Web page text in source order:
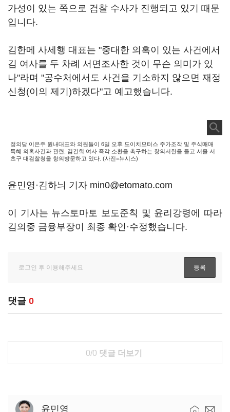
가성이 있는 쪽으로 검찰 수사가 진행되고 있기 때문
입니다.
김한메 사세행 대표는 "중대한 의혹이 있는 사건에서
김 여사를 두 차례 서면조사한 것이 무슨 의미가 있
나"라며 "공수처에서도 사건을 기소하지 않으면 재정
신청(이의 제기)하겠다"고 예고했습니다.
정의당 이은주 원내대표와 의원들이 6일 오후 도이치모터스 주가조작 및 주식매매
특혜 의혹사건과 관련, 김건희 여사 즉각 소환을 촉구하는 항의서한을 들고 서울 서
초구 대검찰청을 항의방문하고 있다. (사진=뉴시스)
윤민영·김하늬 기자 min0@etomato.com
이 기사는 뉴스토마토 보도준칙 및 윤리강령에 따라
김의중 금융부장이 최종 확인·수정했습니다.
댓글 0
0/0 댓글 더보기
윤민영